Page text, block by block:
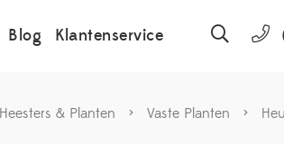
Blog Klantenservice
Heesters & Planten > Vaste Planten >